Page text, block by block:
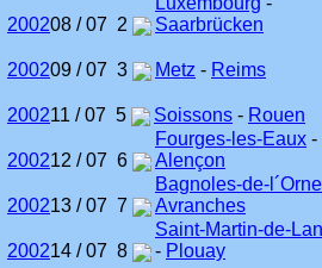
200208 / 07 2
Saarbrücken
200209 / 07 3 Metz - Reims
200211 / 07 5 Soissons - Rouen
200212 / 07 6
Fourges-les-Eaux -
Alençon
200213 / 07 7
Bagnoles-de-l´Orne
Avranches
200214 / 07 8
Saint-Martin-de-
- Plouay